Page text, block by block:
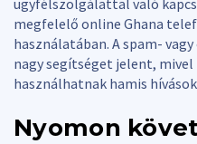
megfelelő online Ghana
használatában. A spam-
nagy segítséget jelent,
használhatnak hamis
Nyomon